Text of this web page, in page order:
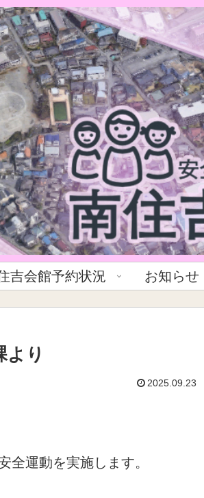
吉会館予約状況 お知らせ
より
2025.09.23
運動を実施します。